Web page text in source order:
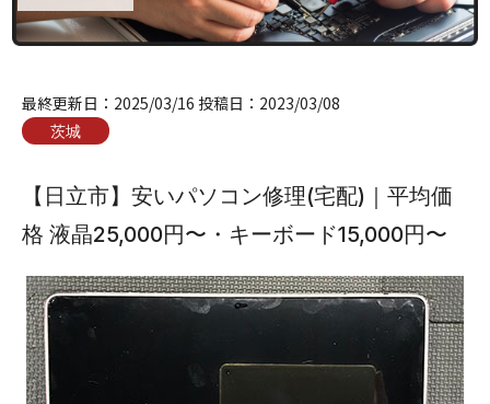
最終更新日： 2025/03/16 投稿日： 2023/03/08
茨城
【日立市】安いパソコン修理(宅配)｜平均価
格 液晶25,000円〜・キーボード15,000円〜